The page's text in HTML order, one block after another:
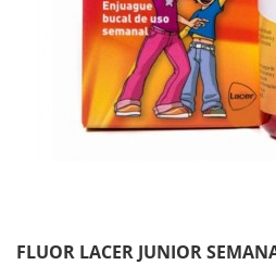
FLUOR LACER JUNIOR